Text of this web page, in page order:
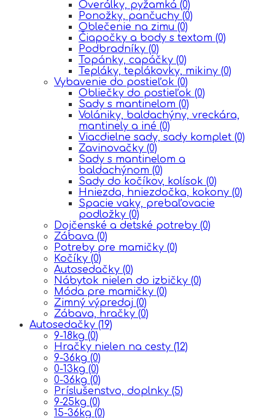
Overálky, pyžamká (0)
Ponožky, pančuchy (0)
Oblečenie na zimu (0)
Čiapočky a body s textom (0)
Podbradníky (0)
Topánky, capáčky (0)
Tepláky, teplákovky, mikiny (0)
Vybavenie do postieľok (0)
Obliečky do postieľok (0)
Sady s mantinelom (0)
Volániky, baldachýny, vreckára,
mantinely a iné (0)
Viacdielne sady, sady komplet (0)
Zavinovačky (0)
Sady s mantinelom a
baldachýnom (0)
Sady do kočíkov, kolísok (0)
Hniezda, hniezdočka, kokony (0)
Spacie vaky, prebaľovacie
podložky (0)
Dojčenské a detské potreby (0)
Zábava (0)
Potreby pre mamičky (0)
Kočíky (0)
Autosedačky (0)
Nábytok nielen do izbičky (0)
Móda pre mamičky (0)
Zimný výpredaj (0)
Zábava, hračky (0)
Autosedačky (19)
9-18kg (0)
Hračky nielen na cesty (12)
9-36kg (0)
0-13kg (0)
0-36kg (0)
Príslušenstvo, doplnky (5)
9-25kg (0)
15-36kg (0)